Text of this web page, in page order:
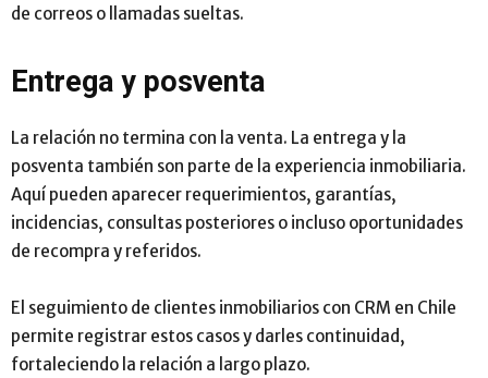
de correos o llamadas sueltas.
Entrega y posventa
La relación no termina con la venta. La entrega y la
posventa también son parte de la experiencia inmobiliaria.
Aquí pueden aparecer requerimientos, garantías,
incidencias, consultas posteriores o incluso oportunidades
de recompra y referidos.
El seguimiento de clientes inmobiliarios con CRM en Chile
permite registrar estos casos y darles continuidad,
fortaleciendo la relación a largo plazo.